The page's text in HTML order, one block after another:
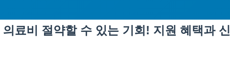
료비 절약할 수 있는 기회! 지원 혜택과